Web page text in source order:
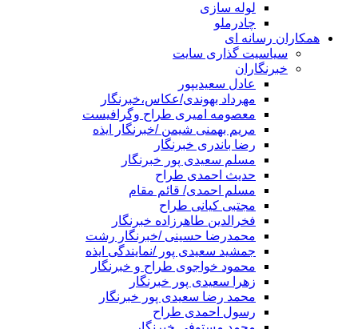
لوله سازی
چادرملو
همکاران رسانه ای
سیاسیت گذاری سایت
خبرنگاران
عادل سعیدیپور
مهرداد بهوندی/عکاس،خبرنگار
معصومه امیری طراح وگرافیست
مریم بهمنی شیمن /خبرنگار ایذه
رضا باندری خبرنگار
مسلم سعیدی پور خبرنگار
حدیث احمدی طراح
مسلم احمدی/ قائم مقام
مجتبی کیانی طراح
فخرالدین طاهرزاده خبرنگار
محمدرضا حسینی /خبرنگار رشت
جمشید سعیدی پور /نمایندگی ایذه
محمود خواجوی طراح و خبرنگار
زهرا سعیدی پور خبرنگار
محمد رضا سعیدی پور خبرنگار
رسول احمدی طراح